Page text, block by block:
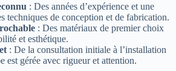
: Des années d’expérience et une
techniques de conception et de fabrication.
: Des matériaux de premier choix
et esthétique.
: De la consultation initiale à l’installation
est gérée avec rigueur et attention.